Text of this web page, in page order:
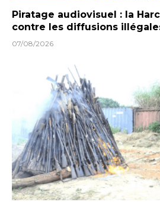
Piratage audiovisuel : la
contre les diffusions
07/08/2026